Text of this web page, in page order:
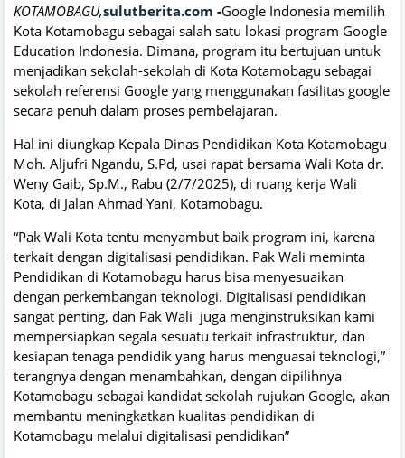
KOTAMOBAGU,sulutberita.com -Google Indonesia memilih
Kota Kotamobagu sebagai salah satu lokasi program Google
Education Indonesia. Dimana, program itu bertujuan untuk
menjadikan sekolah-sekolah di Kota Kotamobagu sebagai
sekolah referensi Google yang menggunakan fasilitas google
secara penuh dalam proses pembelajaran.
Hal ini diungkap Kepala Dinas Pendidikan Kota Kotamobagu
Moh. Aljufri Ngandu, S.Pd, usai rapat bersama Wali Kota dr.
Weny Gaib, Sp.M., Rabu (2/7/2025), di ruang kerja Wali
Kota, di Jalan Ahmad Yani, Kotamobagu.
“Pak Wali Kota tentu menyambut baik program ini, karena
terkait dengan digitalisasi pendidikan. Pak Wali meminta
Pendidikan di Kotamobagu harus bisa menyesuaikan
dengan perkembangan teknologi. Digitalisasi pendidikan
sangat penting, dan Pak Wali juga menginstruksikan kami
mempersiapkan segala sesuatu terkait infrastruktur, dan
kesiapan tenaga pendidik yang harus menguasai teknologi,”
terangnya dengan menambahkan, dengan dipilihnya
Kotamobagu sebagai kandidat sekolah rujukan Google, akan
membantu meningkatkan kualitas pendidikan di
Kotamobagu melalui digitalisasi pendidikan”